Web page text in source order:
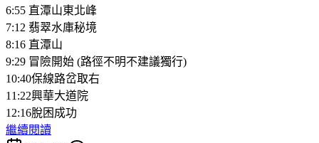
6:55 直潭山東北峰
7:12 翡翠水庫秘境
8:16 直潭山
9:29 冒險開始 (路徑不明不建議獨行)
10:40保線路岔取右
11:22興華大道院
12:16脫困成功
繼續閱讀